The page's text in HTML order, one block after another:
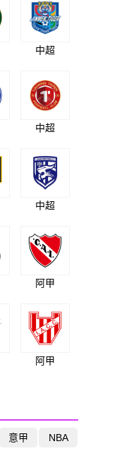
中超
中超
中超
阿甲
阿甲
意甲 NBA